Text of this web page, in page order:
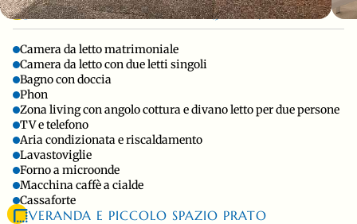
STRUTTURA IN MURATURA (30m2)
Camera da letto matrimoniale
Camera da letto con due letti singoli
Bagno con doccia
Phon
Zona living con angolo cottura e divano letto per due persone
TV e telefono
Aria condizionata e riscaldamento
Lavastoviglie
Forno a microonde
Macchina caffè a cialde
Cassaforte
VERANDA E PICCOLO SPAZIO PRATO